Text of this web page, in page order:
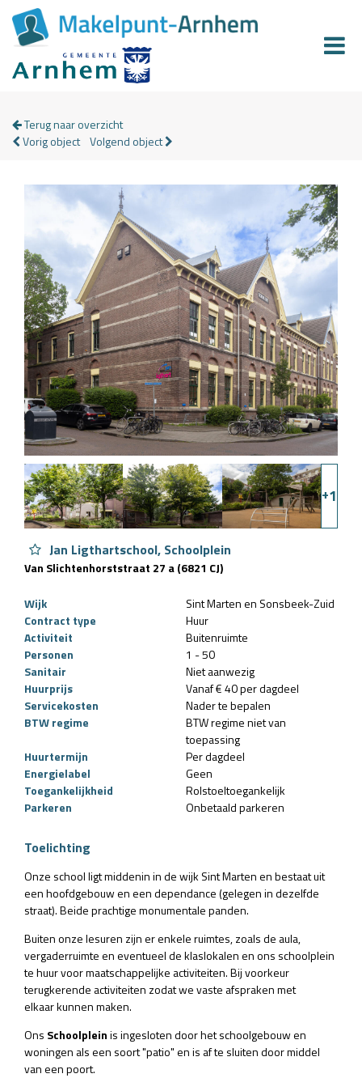
Terug naar overzicht
Vorig object Volgend object
+1
Jan Ligthartschool, Schoolplein
Van Slichtenhorststraat 27 a (6821 CJ)
Wijk
Sint Marten en Sonsbeek-Zuid
Contract type
Huur
Activiteit
Buitenruimte
Personen
1 - 50
Sanitair
Niet aanwezig
Huurprijs
Vanaf € 40 per dagdeel
Servicekosten
Nader te bepalen
BTW regime
BTW regime niet van
toepassing
Huurtermijn
Per dagdeel
Energielabel
Geen
Toegankelijkheid
Rolstoeltoegankelijk
Parkeren
Onbetaald parkeren
Toelichting
Onze school ligt middenin in de wijk Sint Marten en bestaat uit
een hoofdgebouw en een dependance (gelegen in dezelfde
straat). Beide prachtige monumentale panden.
Buiten onze lesuren zijn er enkele ruimtes, zoals de aula,
vergaderruimte en eventueel de klaslokalen en ons schoolplein
te huur voor maatschappelijke activiteiten. Bij voorkeur
terugkerende activiteiten zodat we vaste afspraken met
elkaar kunnen maken.
Ons Schoolpleinis ingesloten door het schoolgebouw en
woningen als een soort "patio" en is af te sluiten door middel
van een poort.